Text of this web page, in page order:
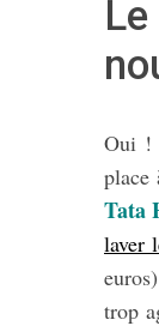
Oui !
place
Tata
laver
trop